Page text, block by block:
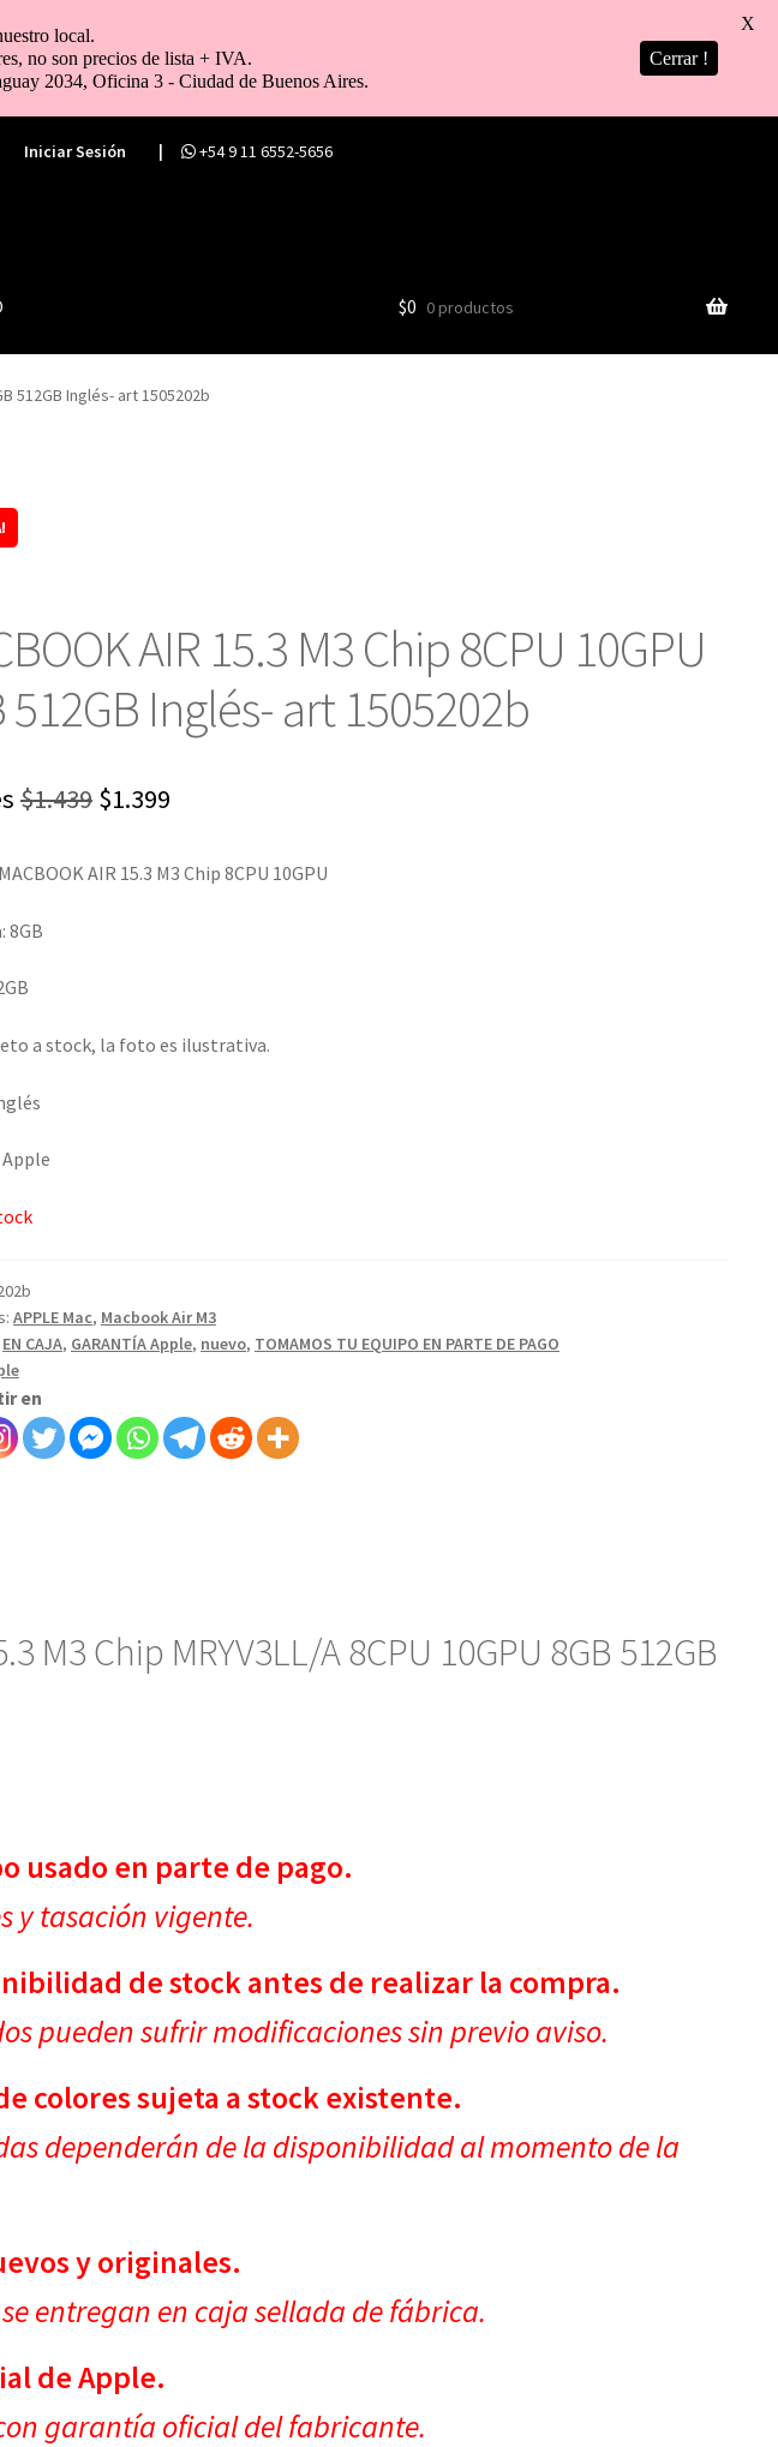
Iniciar Sesión | +54 9 11 6552-5656
$0 0 productos
512GB Inglés- art 1505202b
AIR 15.3 M3 Chip 8CPU 10GPU
512GB Inglés- art 1505202b
$1.439 El
original
$1.399El
actual
AIR 15.3 M3 Chip 8CPU 10GPU
8GB
a stock, la foto es ilustrativa.
APPLE Mac, Macbook Air M3
EN CAJA, GARANTÍA Apple, nuevo, TOMAMOS TU EQUIPO EN PARTE DE PAGO
en
M3 Chip MRYV3LL/A 8CPU 10GPU 8GB 512GB
usado en parte de pago.
y tasación vigente.
de stock antes de realizar la compra.
pueden sufrir modificaciones sin previo aviso.
colores sujeta a stock existente.
dependerán de la disponibilidad al momento de la
y originales.
entregan en caja sellada de fábrica.
de Apple.
garantía oficial del fabricante.
local.
no son precios de lista + IVA.
2034, Oficina 3 - Ciudad de Buenos Aires.
Cerrar !
X